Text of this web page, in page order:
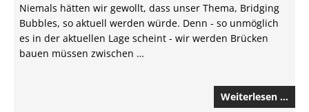
Niemals hätten wir gewollt, dass unser Thema, Bridging
Bubbles, so aktuell werden würde. Denn - so unmöglich
es in der aktuellen Lage scheint - wir werden Brücken
bauen müssen zwischen …
Weiterlesen …